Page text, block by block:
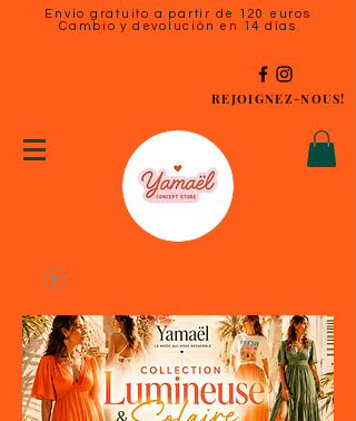
Envío gratuito a partir de 120 euros
Cambio y devolución en 14 días
REJOIGNEZ-NOUS!